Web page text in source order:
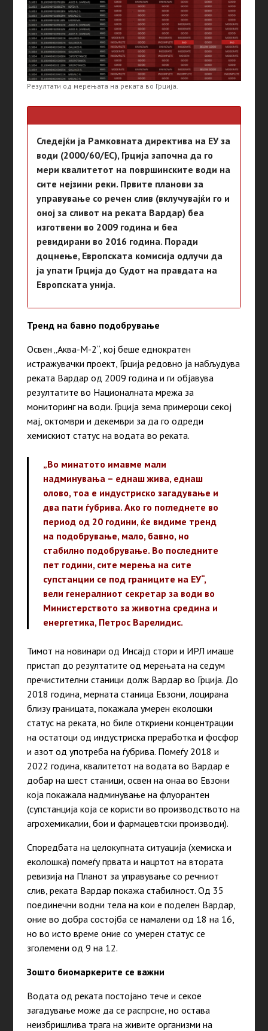
Резултати од мерењата на реката во Грција.
Следејќи ја Рамковната директива на ЕУ за
води (2000/60/EC), Грција започна да го
мери квалитетот на површинските води на
сите нејзини реки. Првите планови за
управување со речен слив (вклучувајќи го и
оној за сливот на реката Вардар) беа
изготвени во 2009 година и беа
ревидирани во 2016 година. Поради
доцнење, Европската комисија одлучи да
ја упати Грција до Судот на правдата на
Европската унија.
Тренд на бавно подобрување
Освен „Aква-М-2“, кој беше еднократен
истражувачки проект, Грција редовно ја набљудува
реката Вардар од 2009 годинаи ги објавува
резултатите во Националната мрежа за
мониторинг на води. Грција зема примероци секој
мај, октомври и декември за да го одреди
хемискиот статус на водата во реката.
„Во минатото имавме мали
надминувања – еднаш жива, еднаш
олово, тоа е индустриско загадување и
два пати ѓубрива. Ако го погледнете во
период од 20 години, ќе видиме тренд
на подобрување, мало, бавно, но
стабилно подобрување. Во последните
пет години, сите мерења на сите
супстанции се под границите на ЕУ“,
вели генералниот секретар за води во
Министерството за животна средина и
енергетика, Петрос Варелидис.
Тимот на новинари од Инсајд стори и ИРЛ имаше
пристап до резултатите од мерењата на седум
пречистителни станици долж Вардар во Грција. До
2018 година, мерната станица Евзони, лоцирана
близу границата, покажала умерен еколошки
статус на реката, но биле откриени концентрации
на остатоци од индустриска преработка и фосфор
и азот од употреба на ѓубрива. Помеѓу 2018 и
2022 година, квалитетот на водата во Вардар е
добар на шест станици, освен на онаа во Евзони
која покажала надминување на флуорантен
(супстанција која се користи во производството на
агрохемикалии, бои и фармацевтски производи).
Споредбата на целокупната ситуација (хемиска и
еколошка) помеѓу првата и нацртот на втората
ревизија на Планот за управување со речниот
слив, реката Вардар покажа стабилност. Од 35
поединечни водни тела на кои е поделен Вардар,
оние во добра состојба се намалени од 18 на 16,
но во исто време оние со умерен статус се
зголемени од 9 на 12.
Зошто биомаркерите се важни
Водата од реката постојано тече и секое
загадување може да се распрсне, но остава
неизбришлива трага на живите организми на